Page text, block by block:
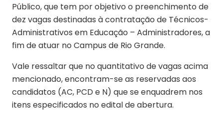
Público, que tem por objetivo o preenchimento de
dez vagas destinadas à contratação de Técnicos-
Administrativos em Educação – Administradores, a
fim de atuar no Campus de Rio Grande.
Vale ressaltar que no quantitativo de vagas acima
mencionado, encontram-se as reservadas aos
candidatos (AC, PCD e N) que se enquadrem nos
itens especificados no edital de abertura.